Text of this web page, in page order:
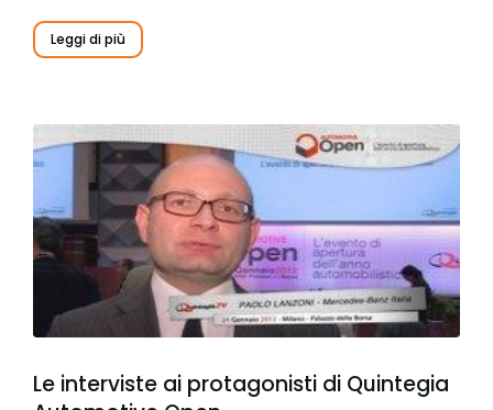
Leggi di più
Le interviste ai protagonisti di Quintegia